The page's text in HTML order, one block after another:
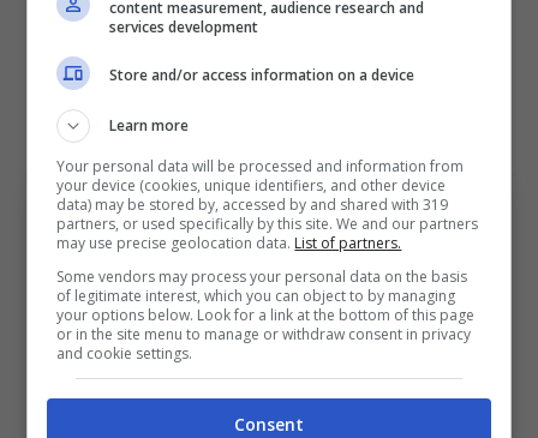
sconfitta avuta per due a zero contro il
Bologna
conferenza stampa fu protagonista di uno
sfogo ormai celebre.
Bologna, i precedenti con la finalista della Supercoppa
content measurement, audience research and
services development
Store and/or access information on a device
Learn more
Your personal data will be processed and information from
your device (cookies, unique identifiers, and other device
data) may be stored by, accessed by and shared with 319
partners, or used specifically by this site. We and our partners
may use precise geolocation data. List of partners.
Some vendors may process your personal data on the basis
of legitimate interest, which you can object to by managing
your options below. Look for a link at the bottom of this page
or in the site menu to manage or withdraw consent in privacy
and cookie settings.
Consent